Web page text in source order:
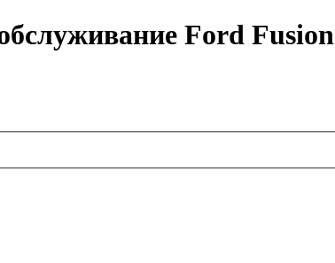
Ford Fusion